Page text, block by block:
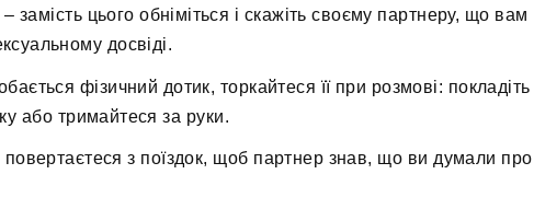
замість цього обніміться і скажіть своєму партнеру, що вам
досвіді.
фізичний дотик, торкайтеся її при розмові: покладіть
або тримайтеся за руки.
повертаєтеся з поїздок, щоб партнер знав, що ви думали про